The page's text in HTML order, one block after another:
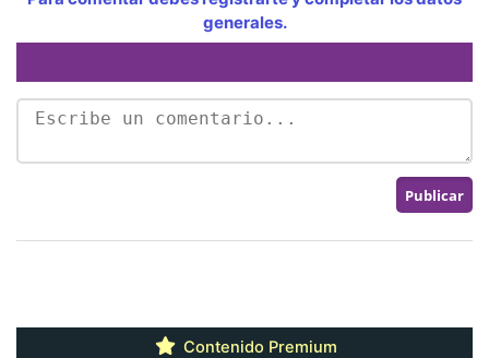
generales.
Contenido Premium